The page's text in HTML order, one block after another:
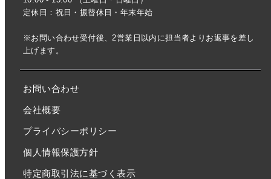
定休日：祝日・振替休日・年末年始
※お問い合わせ受付後、2営業日以内に担当者よりお返事を差し
上げます。
お問い合わせ
会社概要
プライバシーポリシー
個人情報保護方針
特定商取引法に基づく表示